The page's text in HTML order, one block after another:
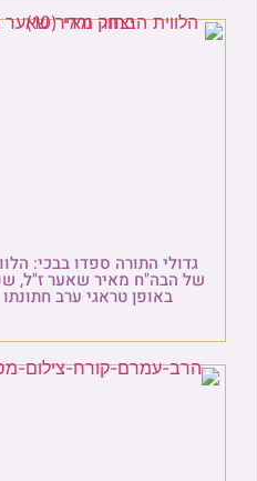
התורה ספדו בבכי: הלוויתו
מאיר שאער ז"ל, שנהרג
באופן טראגי ערב חתונתו